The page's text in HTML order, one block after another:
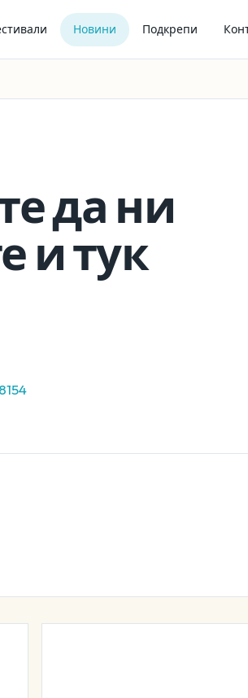
Новини Подкрепи
да ни
и тук